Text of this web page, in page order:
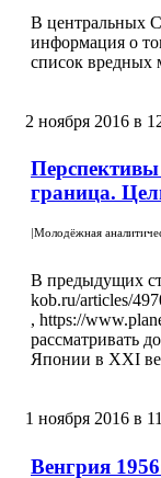
В центральных
информация о
список
2 ноября 2016 в
граница.
|Молодёжная
В предыдущих
kob.ru/articles/
, https://
рассматривать
Японии в XXI
1 ноября 2016 в
Венгрия